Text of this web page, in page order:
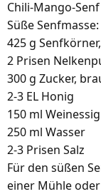
n
:
Chili-Mango-
Süße Senfmasse:
425 g
2 Prisen
300 g Zucker,
2-3 EL Honig
150 ml Weinessig
250 ml Wasser
2-3 Prisen Salz
Für den süßen
einer Mühle